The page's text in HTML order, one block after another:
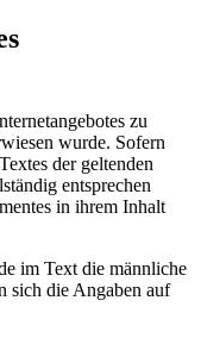
zu
wurde. Sofern
der geltenden
entsprechen
in ihrem Inhalt
im Text die männliche
sich die Angaben auf